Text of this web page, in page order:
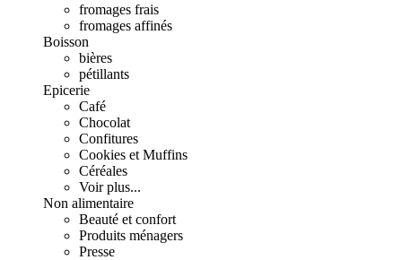
fromages frais
fromages affinés
Boisson
bières
pétillants
Epicerie
Café
Chocolat
Confitures
Cookies et Muffins
Céréales
Voir plus...
Non alimentaire
Beauté et confort
Produits ménagers
Presse